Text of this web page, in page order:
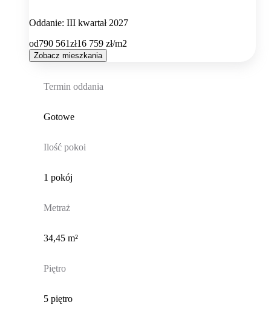
Oddanie: III kwartał 2027
od790 561zł16 759 zł/m2
Zobacz mieszkania
Termin oddania
Gotowe
Ilość pokoi
1 pokój
Metraż
34,45 m²
Piętro
5 piętro